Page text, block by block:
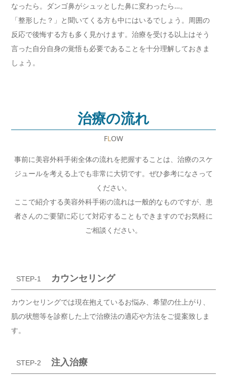
なったら。ダンゴ鼻がシュッとした鼻に変わったら…。
「整形した？」と聞いてくる方も中にはいるでしょう。周囲の
反応で後悔する方も多く見かけます。治療を受ける以上はそう
言った自分自身の覚悟も必要であることを十分理解しておきま
しょう。
治療の流れ
FLOW
事前に美容外科手術全体の流れを把握することは、治療のスケ
ジュールを考える上でも非常に大切です。ぜひ参考になさって
ください。
ここで紹介する美容外科手術の流れは一般的なものですが、患
者さんのご要望に応じて対応することもできますのでお気軽に
ご相談ください。
STEP-1 カウンセリング
カウンセリングでは現在抱えているお悩み、希望の仕上がり、
肌の状態等を診察した上で治療法の適応や方法をご提案致しま
す。
STEP-2 注入治療